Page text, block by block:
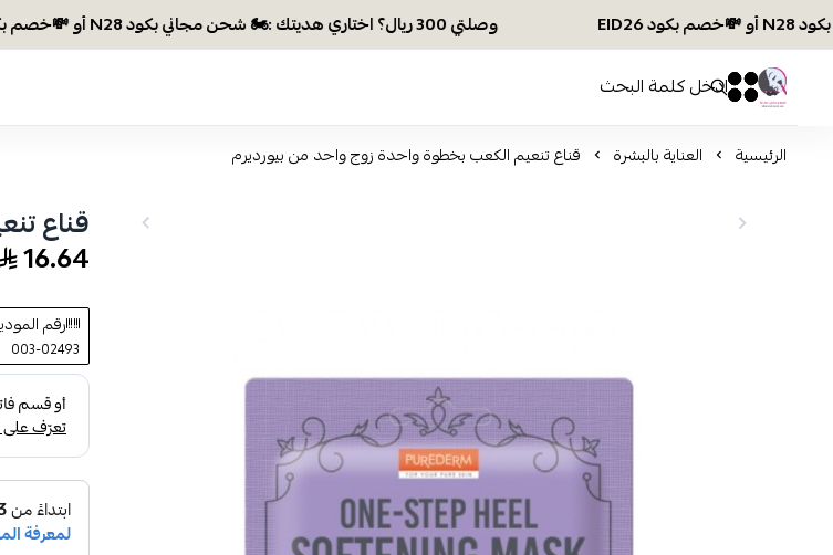
وصلتي 300 ريال؟ اختاري هديتك :🏍 شحن مجاني بكود N28 أو 💸خصم بكود EID26
افكار ومخازن العناية
0 0
الرئيسية العناية بالبشرة قناع تنعيم الكعب بخطوة واحدة زوج واحد من بيورديرم
قناع
16.64
رقم
003-02493